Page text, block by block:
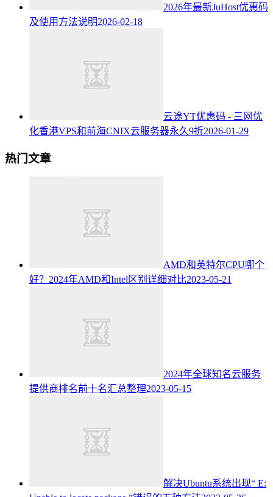
2026年最新JuHost优惠码
及使用方法说明2026-02-18
云途YT优惠码 - 三网优
化香港VPS和前海CNIX云服务器永久9折2026-01-29
热门文章
AMD和英特尔CPU哪个
好？2024年AMD和Intel区别详细对比2023-05-21
2024年全球知名云服务
提供商排名前十名汇总整理2023-05-15
解决Ubuntu系统出现“ E: